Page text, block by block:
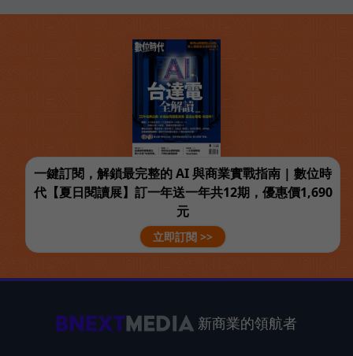
一鍵訂閱，解鎖最完整的 AI 與商業實戰指南 | 數位時
代【夏日閱讀展】訂一年送一年共12期，優惠價1,690
元
立即訂閱 >>
新商業的領航者